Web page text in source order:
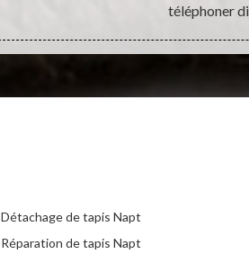
téléphoner
Détachage de tapis Napt
Réparation de tapis Napt